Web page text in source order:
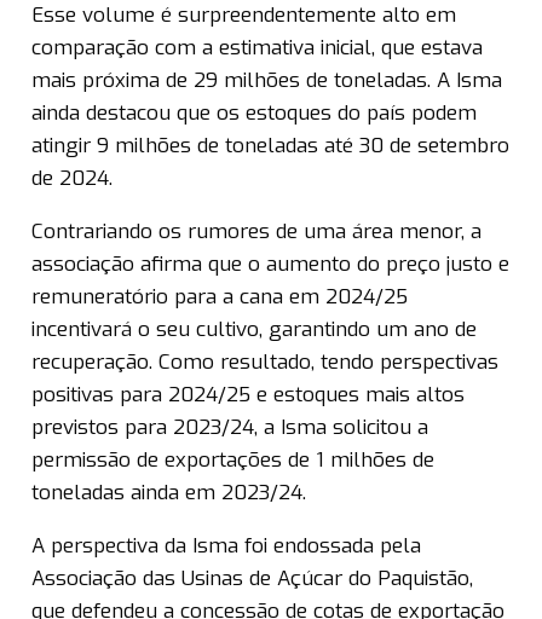
Esse volume é surpreendentemente alto em
comparação com a estimativa inicial, que estava
mais próxima de 29 milhões de toneladas. A Isma
ainda destacou que os estoques do país podem
atingir 9 milhões de toneladas até 30 de setembro
de 2024.
Contrariando os rumores de uma área menor, a
associação afirma que o aumento do preço justo e
remuneratório para a cana em 2024/25
incentivará o seu cultivo, garantindo um ano de
recuperação. Como resultado, tendo perspectivas
positivas para 2024/25 e estoques mais altos
previstos para 2023/24, a Isma solicitou a
permissão de exportações de 1 milhões de
toneladas ainda em 2023/24.
A perspectiva da Isma foi endossada pela
Associação das Usinas de Açúcar do Paquistão,
que defendeu a concessão de cotas de exportação